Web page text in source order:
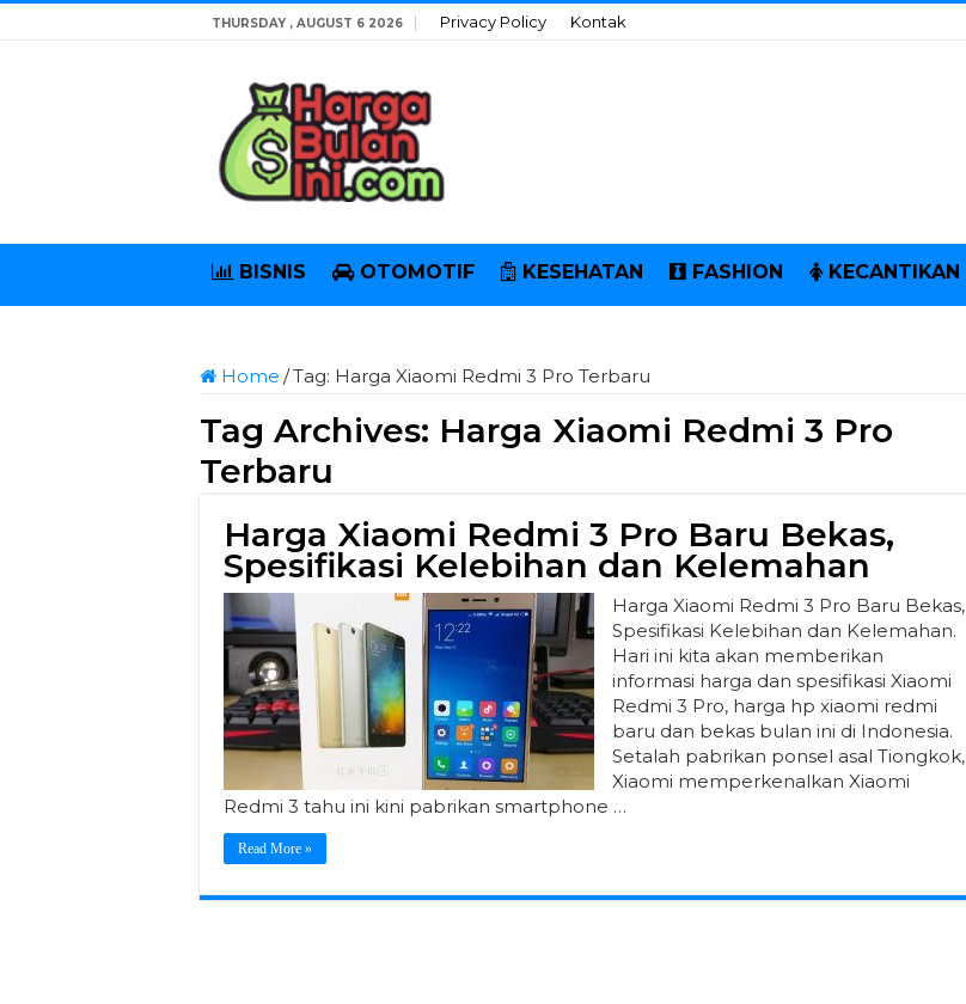
THURSDAY , AUGUST 6 2026 Privacy Policy Kontak
BISNIS OTOMOTIF KESEHATAN FASHION KECANTIKAN
Home /Tag: Harga Xiaomi Redmi 3 Pro Terbaru
Tag Archives: Harga Xiaomi Redmi 3 Pro
Terbaru
Harga Xiaomi Redmi 3 Pro Baru Bekas,
Spesifikasi Kelebihan dan Kelemahan
Harga Xiaomi Redmi 3 Pro Baru Bekas,
Spesifikasi Kelebihan dan Kelemahan.
Hari ini kita akan memberikan
informasi harga dan spesifikasi Xiaomi
Redmi 3 Pro, harga hp xiaomi redmi
baru dan bekas bulan ini di Indonesia.
Setalah pabrikan ponsel asal Tiongkok,
Xiaomi memperkenalkan Xiaomi
Redmi 3 tahu ini kini pabrikan smartphone …
Read More »